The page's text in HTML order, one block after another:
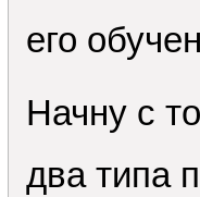
его
Начну с
два типа